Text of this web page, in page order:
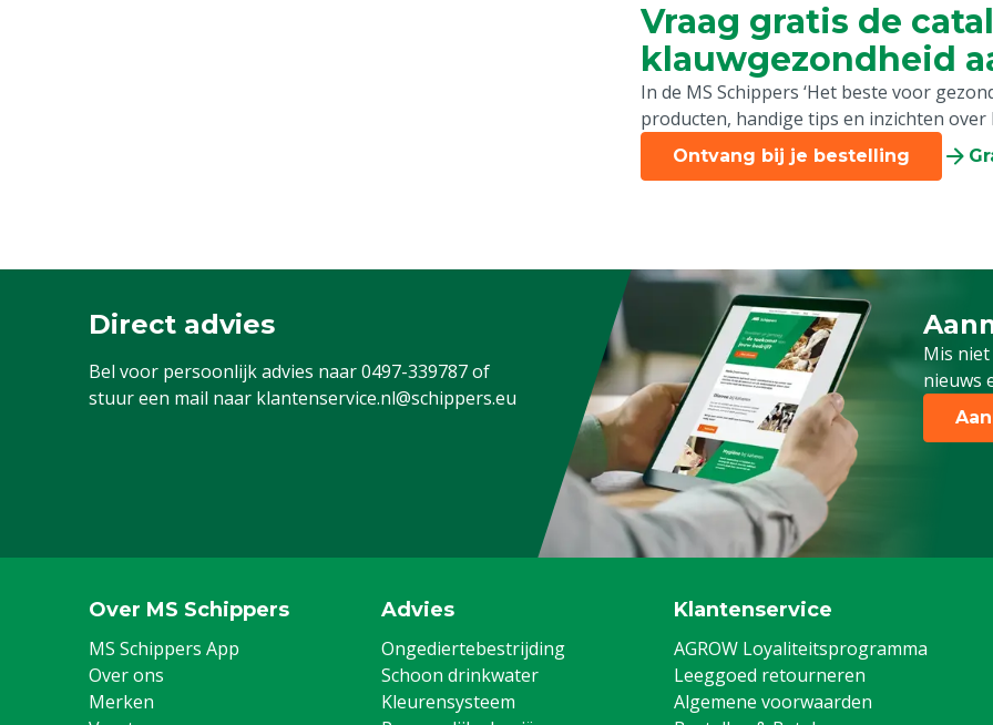
Vraag gratis de
klauwgezondheid
In de MS Schippers ‘Het beste voor
producten, handige tips en inzichten
Ontvang bij je bestelling
Direct advies
Bel voor persoonlijk advies naar0497-339787of
stuur een mail naar klantenservice.nl@schippers.eu
Mis
nieuws
Schrijf
Over MS Schippers
MS Schippers App
Over ons
Merken
Advies
Ongediertebestrijding
Schoon drinkwater
Kleurensysteem
Klantenservice
AGROW Loyaliteitsprogramma
Leeggoed retourneren
Algemene voorwaarden